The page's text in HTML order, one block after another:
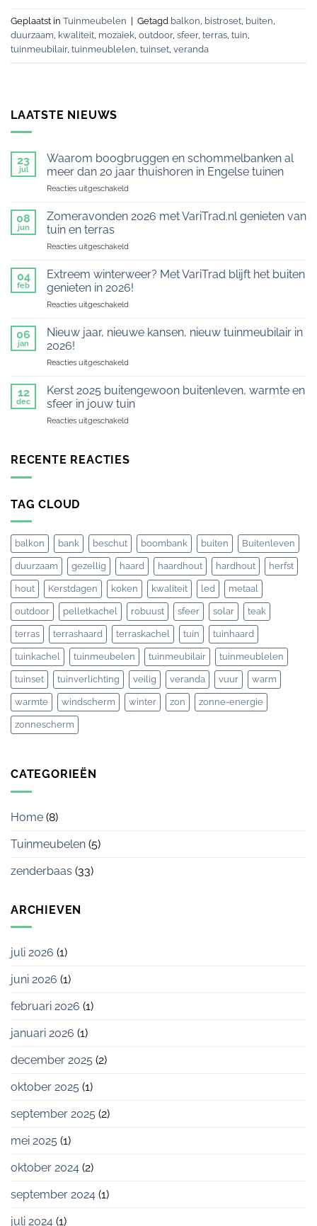
Geplaatst in Tuinmeubelen Getagd balkon bistroset buiten
duurzaam kwaliteit mozaiek outdoor, sfeer, terras tuin
tuinmeubilair, tuinmeublelen tuinset veranda
LAATSTE NIEUWS
23
jul
Waarom boogbruggen en schommelbanken al
meer dan 20 jaar thuishoren in Engelse tuinen
Reacties uitgeschakeld
boogbruggen
al
dan
20
thuishoren
Engelse
08
jun
Zomeravonden 2026 met VariTrad.nl genieten van
tuin en terras
Reacties uitgeschakeld
2026
met
VariTrad.nl
genieten
tuin
04
feb
Extreem winterweer? Met VariTrad blijft het buiten
genieten in 2026!
Reacties uitgeschakeld
winterweer?
blijft
buiten
genieten
2026!
06
jan
Nieuw jaar, nieuwe kansen, nieuw tuinmeubilair in
2026!
Reacties uitgeschakeld
jaar,
nieuwe
kansen,
nieuw
2026!
12
dec
Kerst 2025 buitengewoon buitenleven, warmte en
sfeer in jouw tuin
Reacties uitgeschakeld
buitengewoon
RECENTE REACTIES
TAG CLOUD
balkon bank beschut boombank buiten Buitenleven
duurzaam gezellig haard haardhout hardhout herfst
hout Kerstdagen koken kwaliteit led metaal
outdoor pelletkachel robuust sfeer solar teak
terras terrashaard terraskachel tuin tuinhaard
tuinkachel tuinmeubelen tuinmeubilair tuinmeublelen
tuinset tuinverlichting veilig veranda vuur warm
warmte windscherm winter zon zonne-energie
zonnescherm
CATEGORIEËN
Home (8)
Tuinmeubelen (5)
zenderbaas (33)
ARCHIEVEN
juli 2026 (1)
juni 2026 (1)
februari 2026 (1)
januari 2026 (1)
december 2025 (2)
oktober 2025 (1)
september 2025 (2)
mei 2025 (1)
oktober 2024 (2)
september 2024 (1)
juli 2024 (1)